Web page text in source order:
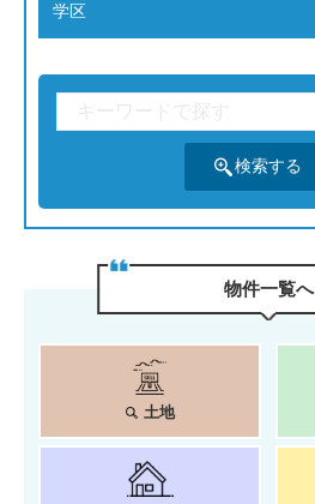
学区
物件⼀覧へ
土地